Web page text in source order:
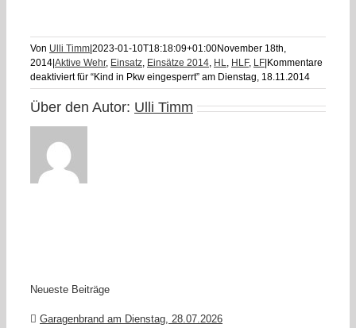
Von Ulli Timm 2023-01-10T18:18:09+01:00November 18th,
2014 Aktive Wehr, Einsatz, Einsätze 2014, HL, HLF, LF Kommentare
deaktiviertfür “Kind in Pkw eingesperrt” am Dienstag, 18.11.2014
Über den Autor: Ulli Timm
Neueste Beiträge
Garagenbrand am Dienstag, 28.07.2026